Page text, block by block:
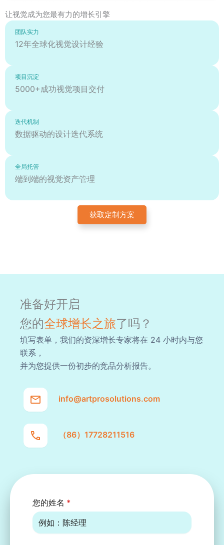
让视觉成为您最有力的增长引擎
团队实力
12年全球化视觉设计经验
项目沉淀
5000+成功视觉项目交付
迭代机制
数据驱动的设计迭代系统
全局托管
端到端的视觉资产管理
获取定制方案
准备好开启
您的全球增长之旅了吗？
填写表单，我们的资深增长专家将在 24 小时内与您
联系，
并为您提供一份初步的竞品分析报告。
info@artprosolutions.com
（86）17728211516
您的姓名 *